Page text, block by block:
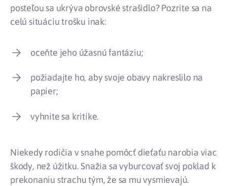
posteľou sa ukrýva obrovské strašidlo? Pozrite sa na
celú situáciu trošku inak:
oceňte jeho úžasnú fantáziu;
požiadajte ho, aby svoje obavy nakreslilo na
papier;
vyhnite sa kritike.
Niekedy rodičia v snahe pomôcť dieťaťu narobia viac
škody, než úžitku. Snažia sa vyburcovať svoj poklad k
prekonaniu strachu tým, že sa mu vysmievajú.